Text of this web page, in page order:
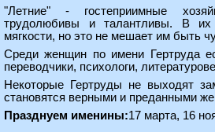
"Летние" - гостеприимные
трудолюбивы и талантливы. В их
мягкости, но это не мешает им быть
Среди женщин по имени Гертруда
переводчики, психологи,
Некоторые Гертруды не выходят
становятся верными и преданными
Празднуем именины:17 марта, 16